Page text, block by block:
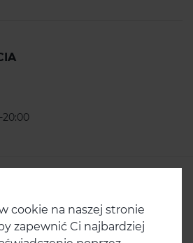
20:00
cookie na naszej stronie
zapewnić Ci najbardziej